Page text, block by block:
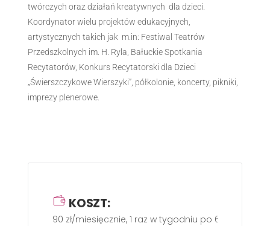
twórczych oraz działań kreatywnych dla dzieci.
Koordynator wielu projektów edukacyjnych,
artystycznych takich jak m.in: Festiwal Teatrów
Przedszkolnych im. H. Ryla, Bałuckie Spotkania
Recytatorów, Konkurs Recytatorski dla Dzieci
„Świerszczykowe Wierszyki”, półkolonie, koncerty, pikniki,
imprezy plenerowe.
KOSZT:
90 zł/miesięcznie, 1 raz w tygodniu po 60 min.